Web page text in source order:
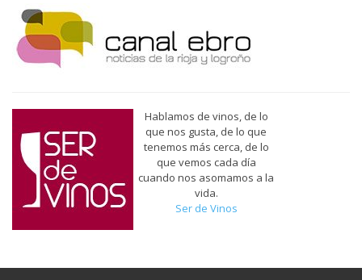
Hablamos de vinos, de lo
que nos gusta, de lo que
tenemos más cerca, de lo
que vemos cada día
cuando nos asomamos a la
vida.
Ser de Vinos